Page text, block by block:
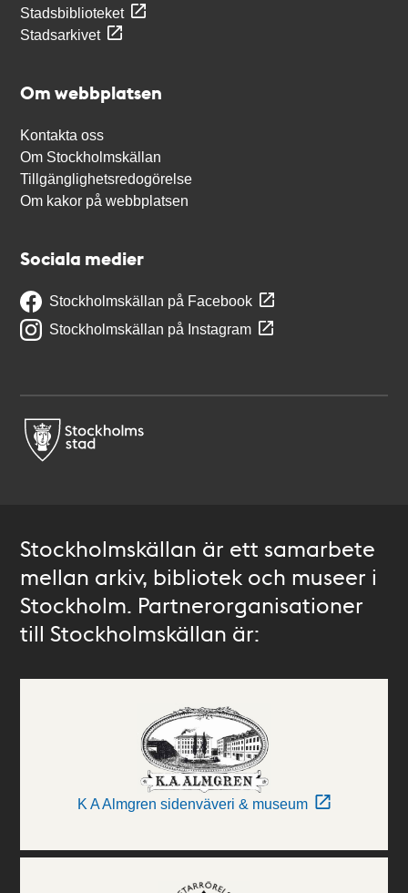
Stadsbiblioteket
Stadsarkivet
Om webbplatsen
Kontakta oss
Om Stockholmskällan
Tillgänglighetsredogörelse
Om kakor på webbplatsen
Sociala medier
Stockholmskällan på Facebook
Stockholmskällan på Instagram
Stockholmskällan är ett samarbete
mellan arkiv, bibliotek och museer i
Stockholm. Partnerorganisationer
till Stockholmskällan är:
K A Almgren sidenväveri & museum